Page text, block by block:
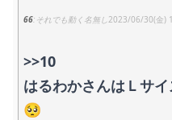
66 それでも動く名無し2023/06/30(金)
>>10
はるわかさんはＬサ
🥺